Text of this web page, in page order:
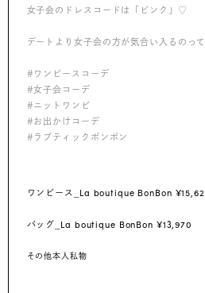
女子会のドレスコードは「ピンク」♡
デートより女子会の方が気合い入るのっ
#ワンピースコーデ
#女子会コーデ
#ニットワンピ
#お出かけコーデ
#ラブティックボンボン
ワンピース_ La boutique BonBon
バッグ_ La boutique BonBon ¥13,970
その他本人私物